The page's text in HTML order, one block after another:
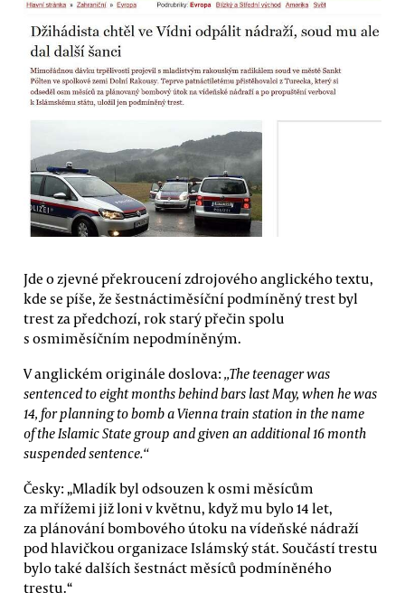
Jde o zjevné překroucení zdrojového anglického textu,
kde se píše, že šestnáctiměsíční podmíněný trest byl
trest za předchozí, rok starý přečin spolu
s osmiměsíčním nepodmíněným.
V anglickém originále doslova: „The teenager was
sentenced to eight months behind bars last May, when he was
14, for planning to bomb a Vienna train station in the name
of the Islamic State group and given an additional 16­ month
suspended sentence.“
Česky: „Mladík byl odsouzen k osmi měsícům
za mřížemi již loni v květnu, když mu bylo 14 let,
za plánování bombového útoku na vídeňské nádraží
pod hlavičkou organizace Islámský stát. Součástí trestu
bylo také dalších šestnáct měsíců podmíněného
trestu.“